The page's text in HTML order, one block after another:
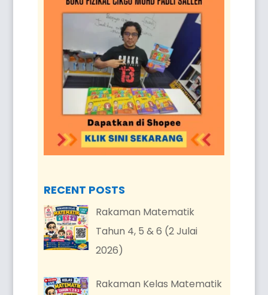
RECENT POSTS
Rakaman Matematik
Tahun 4, 5 & 6 (2 Julai
2026)
Rakaman Kelas Matematik